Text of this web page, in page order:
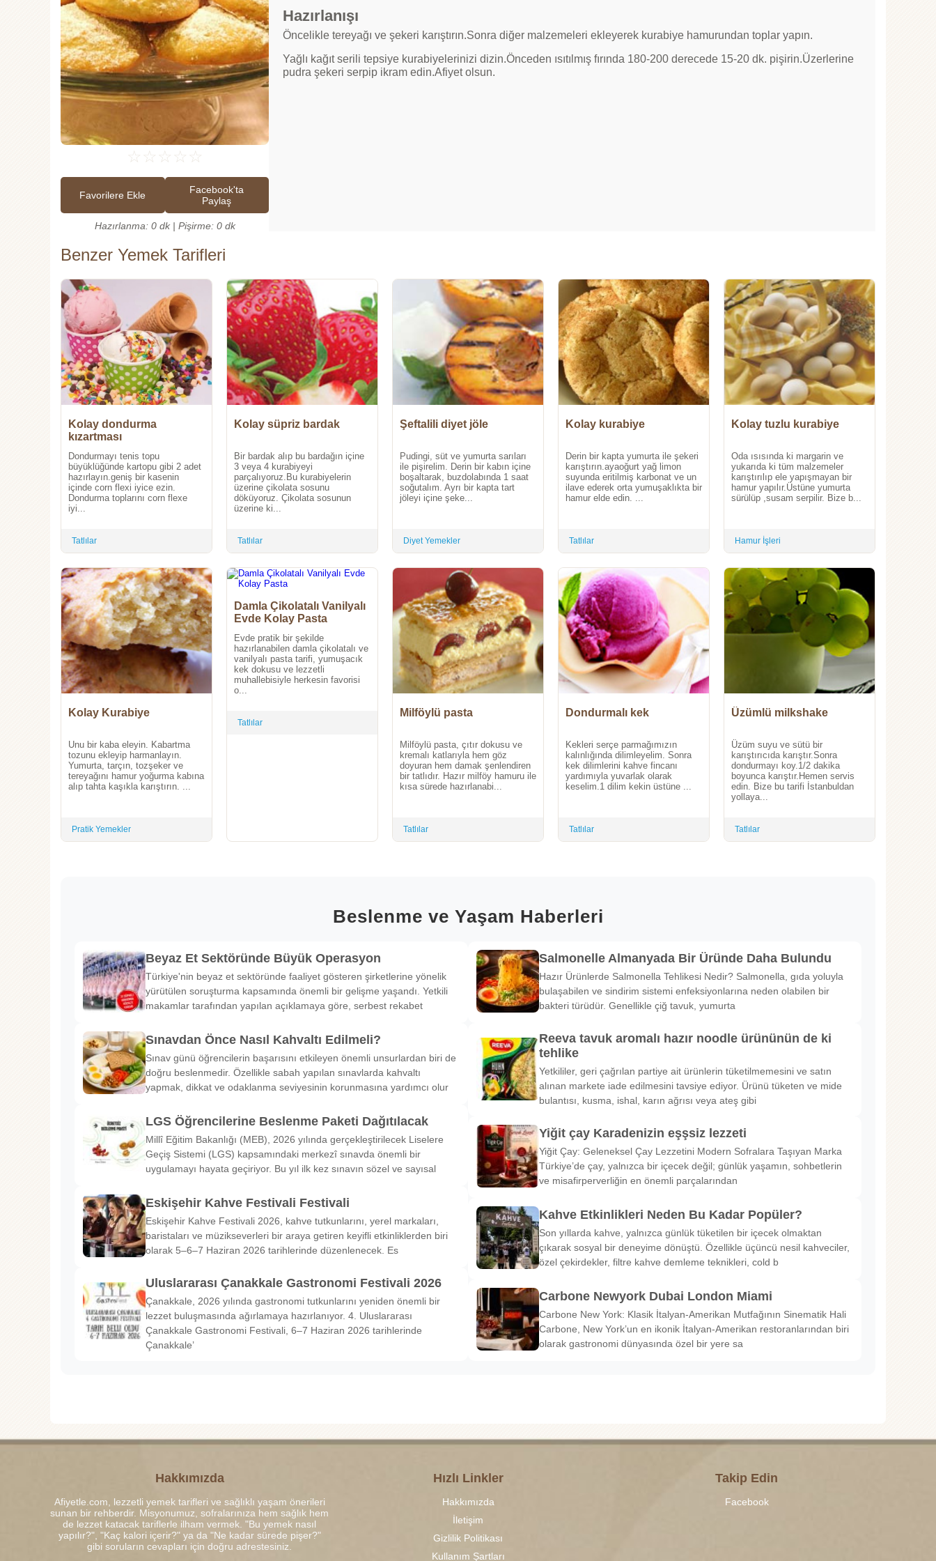
☆ ☆ ☆ ☆ ☆
Favorilere Ekle
Facebook'ta
Paylaş
Hazırlanma: 0 dk | Pişirme: 0 dk
Hazırlanışı
Öncelikle tereyağı ve şekeri karıştırın.Sonra diğer malzemeleri ekleyerek kurabiye hamurundan toplar yapın.
Yağlı kağıt serili tepsiye kurabiyelerinizi dizin.Önceden ısıtılmış fırında 180-200 derecede 15-20 dk. pişirin.Üzerlerine
pudra şekeri serpip ikram edin.Afiyet olsun.
Benzer Yemek Tarifleri
Kolay dondurma
kızartması
Dondurmayı tenis topu
büyüklüğünde kartopu gibi 2 adet
hazırlayın.geniş bir kasenin
içinde corn flexi iyice ezin.
Dondurma toplarını corn flexe
iyi...
Tatlılar
Kolay süpriz bardak
Bir bardak alıp bu bardağın içine
3 veya 4 kurabiyeyi
parçalıyoruz.Bu kurabiyelerin
üzerine çikolata sosunu
döküyoruz. Çikolata sosunun
üzerine ki...
Tatlılar
Şeftalili diyet jöle
Pudingi, süt ve yumurta sarıları
ile pişirelim. Derin bir kabın içine
boşaltarak, buzdolabında 1 saat
soğutalım. Ayrı bir kapta tart
jöleyi içine şeke...
Diyet Yemekler
Kolay kurabiye
Derin bir kapta yumurta ile şekeri
karıştırın.ayaoğurt yağ limon
suyunda eritilmiş karbonat ve un
ilave ederek orta yumuşaklıkta bir
hamur elde edin. ...
Tatlılar
Kolay tuzlu kurabiye
Oda ısısında ki margarin ve
yukarıda ki tüm malzemeler
karıştırılıp ele yapışmayan bir
hamur yapılır.Üstüne yumurta
sürülüp ,susam serpilir. Bize b...
Hamur İşleri
Kolay Kurabiye
Unu bir kaba eleyin. Kabartma
tozunu ekleyip harmanlayın.
Yumurta, tarçın, tozşeker ve
tereyağını hamur yoğurma kabına
alıp tahta kaşıkla karıştırın. ...
Pratik Yemekler
Damla Çikolatalı Vanilyalı
Evde Kolay Pasta
Evde pratik bir şekilde
hazırlanabilen damla çikolatalı ve
vanilyalı pasta tarifi, yumuşacık
kek dokusu ve lezzetli
muhallebisiyle herkesin favorisi
o...
Tatlılar
Milföylü pasta
Milföylü pasta, çıtır dokusu ve
kremalı katlarıyla hem göz
doyuran hem damak şenlendiren
bir tatlıdır. Hazır milföy hamuru ile
kısa sürede hazırlanabi...
Tatlılar
Dondurmalı kek
Kekleri serçe parmağımızın
kalınlığında dilimleyelim. Sonra
kek dilimlerini kahve fincanı
yardımıyla yuvarlak olarak
keselim.1 dilim kekin üstüne ...
Tatlılar
Üzümlü milkshake
Üzüm suyu ve sütü bir
karıştırıcıda karıştır.Sonra
dondurmayı koy.1/2 dakika
boyunca karıştır.Hemen servis
edin. Bize bu tarifi İstanbuldan
yollaya...
Tatlılar
Beslenme ve Yaşam Haberleri
Beyaz Et Sektöründe Büyük Operasyon
Türkiye'nin beyaz et sektöründe faaliyet gösteren şirketlerine yönelik
yürütülen soruşturma kapsamında önemli bir gelişme yaşandı. Yetkili
makamlar tarafından yapılan açıklamaya göre, serbest rekabet
Sınavdan Önce Nasıl Kahvaltı Edilmeli?
Sınav günü öğrencilerin başarısını etkileyen önemli unsurlardan biri de
doğru beslenmedir. Özellikle sabah yapılan sınavlarda kahvaltı
yapmak, dikkat ve odaklanma seviyesinin korunmasına yardımcı olur
LGS Öğrencilerine Beslenme Paketi Dağıtılacak
Millî Eğitim Bakanlığı (MEB), 2026 yılında gerçekleştirilecek Liselere
Geçiş Sistemi (LGS) kapsamındaki merkezî sınavda önemli bir
uygulamayı hayata geçiriyor. Bu yıl ilk kez sınavın sözel ve sayısal
Eskişehir Kahve Festivali Festivali
Eskişehir Kahve Festivali 2026, kahve tutkunlarını, yerel markaları,
baristaları ve müzikseverleri bir araya getiren keyifli etkinliklerden biri
olarak 5–6–7 Haziran 2026 tarihlerinde düzenlenecek. Es
Uluslararası Çanakkale Gastronomi Festivali 2026
Çanakkale, 2026 yılında gastronomi tutkunlarını yeniden önemli bir
lezzet buluşmasında ağırlamaya hazırlanıyor. 4. Uluslararası
Çanakkale Gastronomi Festivali, 6–7 Haziran 2026 tarihlerinde
Çanakkale’
Salmonelle Almanyada Bir Üründe Daha Bulundu
Hazır Ürünlerde Salmonella Tehlikesi Nedir? Salmonella, gıda yoluyla
bulaşabilen ve sindirim sistemi enfeksiyonlarına neden olabilen bir
bakteri türüdür. Genellikle çiğ tavuk, yumurta
Reeva tavuk aromalı hazır noodle ürününün de ki
tehlike
Yetkililer, geri çağrılan partiye ait ürünlerin tüketilmemesini ve satın
alınan markete iade edilmesini tavsiye ediyor. Ürünü tüketen ve mide
bulantısı, kusma, ishal, karın ağrısı veya ateş gibi
Yiğit çay Karadenizin eşşsiz lezzeti
Yiğit Çay: Geleneksel Çay Lezzetini Modern Sofralara Taşıyan Marka
Türkiye’de çay, yalnızca bir içecek değil; günlük yaşamın, sohbetlerin
ve misafirperverliğin en önemli parçalarından
Kahve Etkinlikleri Neden Bu Kadar Popüler?
Son yıllarda kahve, yalnızca günlük tüketilen bir içecek olmaktan
çıkarak sosyal bir deneyime dönüştü. Özellikle üçüncü nesil kahveciler,
özel çekirdekler, filtre kahve demleme teknikleri, cold b
Carbone Newyork Dubai London Miami
Carbone New York: Klasik İtalyan-Amerikan Mutfağının Sinematik Hali
Carbone, New York’un en ikonik İtalyan-Amerikan restoranlarından biri
olarak gastronomi dünyasında özel bir yere sa
Hakkımızda
Afiyetle.com, lezzetli yemek tarifleri ve sağlıklı yaşam önerileri
sunan bir rehberdir. Misyonumuz, sofralarınıza hem sağlık hem
de lezzet katacak tariflerle ilham vermek. "Bu yemek nasıl
yapılır?", "Kaç kalori içerir?" ya da "Ne kadar sürede pişer?"
gibi soruların cevapları için doğru adrestesiniz.
Hızlı Linkler
Hakkımızda
İletişim
Gizlilik Politikası
Kullanım Şartları
Takip Edin
Facebook